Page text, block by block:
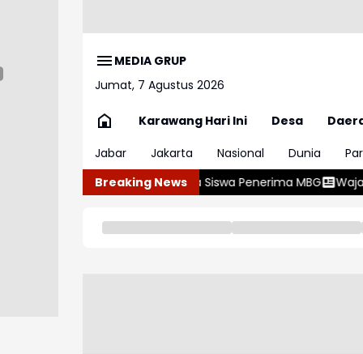
MEDIA GRUP
Jumat, 7 Agustus 2026
Karawang Hari Ini Desa
Jabar
Jakarta Nasional Dunia
Breaking News
Siswa Penerima MBG Wajar atau Bahaya? , Kenali 5